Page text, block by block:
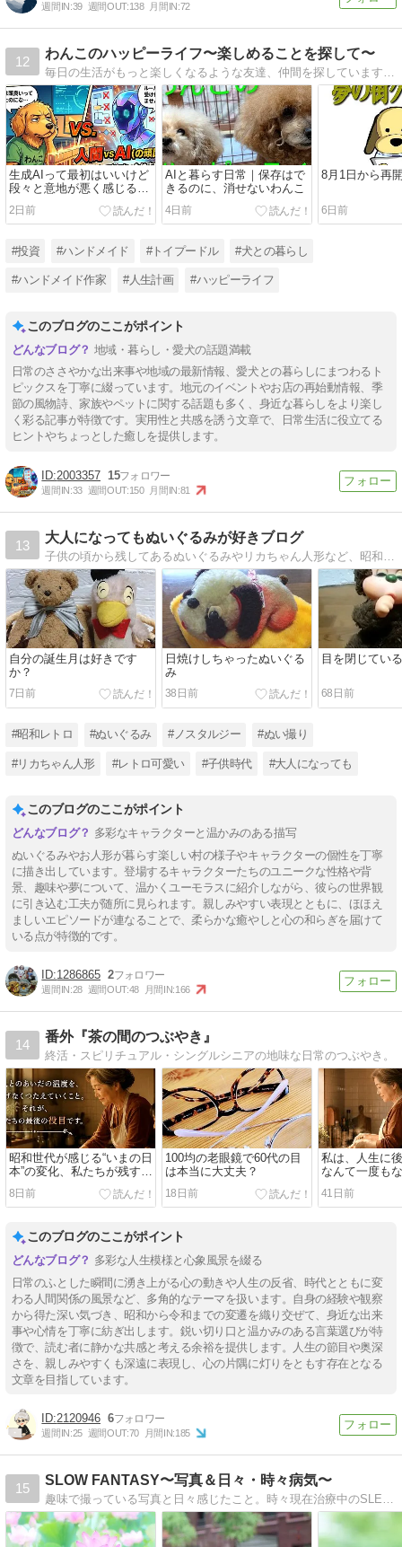
週間IN:39 週間OUT:138 月間IN:72
12
わんこのハッピーライフ〜楽しめることを探して〜
毎日の生活がもっと楽しくなるような友達、仲間を探しています♪主にトイプードルとガーデニングの事をかいています。
生成AIって最初はいいけど
段々と意地が悪く感じるの
は私だけ？
2日前
AIと暮らす日常｜保存はで
きるのに、消せないわんこ
4日前
8月1日から再
6日前
#投資 #ハンドメイド #トイプードル #犬との暮らし
#ハンドメイド作家 #人生計画 #ハッピーライフ
このブログのここがポイント
地域・暮らし・愛犬の話題満載
日常のささやかな出来事や地域の最新情報、愛犬との暮らしにまつわるト
ピックスを丁寧に綴っています。地元のイベントやお店の再始動情報、季
節の風物詩、家族やペットに関する話題も多く、身近な暮らしをより楽し
く彩る記事が特徴です。実用性と共感を誘う文章で、日常生活に役立てる
ヒントやちょっとした癒しを提供します。
2003357 15
週間IN:33 週間OUT:150 月間IN:81
13
大人になってもぬいぐるみが好きブログ
自分の誕生月は好きです
か？
7日前
日焼けしちゃったぬいぐる
み
38日前
目を閉じてい
68日前
#昭和レトロ #ぬいぐるみ #ノスタルジー #ぬい撮り
#リカちゃん人形 #レトロ可愛い #子供時代 #大人になっても
このブログのここがポイント
多彩なキャラクターと温かみのある描写
ぬいぐるみやお人形が暮らす楽しい村の様子やキャラクターの個性を丁寧
に描き出しています。登場するキャラクターたちのユニークな性格や背
景、趣味や夢について、温かくユーモラスに紹介しながら、彼らの世界観
に引き込む工夫が随所に見られます。親しみやすい表現とともに、ほほえ
ましいエピソードが連なることで、柔らかな癒やしと心の和らぎを届けて
いる点が特徴的です。
1286865 2
週間IN:28 週間OUT:48 月間IN:166
14
番外『茶の間のつぶやき』
終活・スピリチュアル・シングルシニアの地味な日常のつぶやき。
昭和世代が感じる“いまの日
本”の変化、私たちが残すも
のは？
8日前
100均の老眼鏡で60代の目
は本当に大丈夫？
18日前
私は、人生に
なんて一度も
41日前
このブログのここがポイント
多彩な人生模様と心象風景を綴る
日常のふとした瞬間に湧き上がる心の動きや人生の反省、時代とともに変
わる人間関係の風景など、多角的なテーマを扱います。自身の経験や観察
から得た深い気づき、昭和から令和までの変遷を織り交ぜて、身近な出来
事や心情を丁寧に紡ぎ出します。鋭い切り口と温かみのある言葉選びが特
徴で、読む者に静かな共感と考える余裕を提供します。人生の節目や奥深
さを、親しみやすくも深遠に表現し、心の片隅に灯りをともす存在となる
文章を目指しています。
2120946 6
週間IN:25 週間OUT:70 月間IN:185
15
SLOW FANTASY〜写真＆日々・時々病気〜
趣味で撮っている写真と日々感じたこと。時々現在治療中のSLEと重症筋無力症という病気についてのあれこれを書いています。